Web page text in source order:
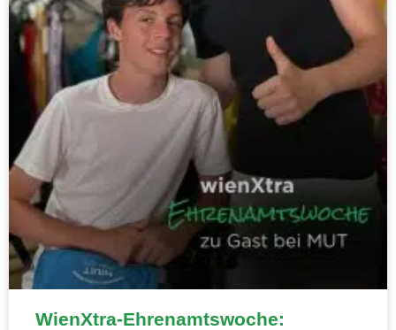
WienXtra-Ehrenamtswoche: